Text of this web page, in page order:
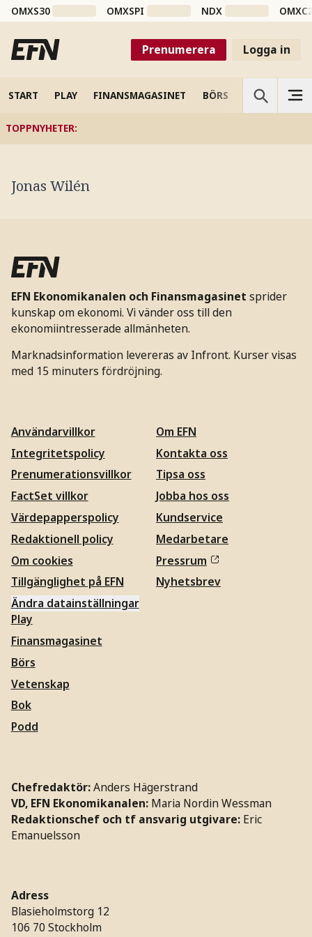
OMXS30 OMXSPI NDX
Prenumerera Logga in
START PLAY FINANSMAGASINET BÖRS VETENSKAP
TOPPNYHETER:
Jonas Wilén
EFN Ekonomikanalen och Finansmagasinet sprider
kunskap om ekonomi. Vi vänder oss till den
ekonomiintresserade allmänheten.
Marknadsinformation levereras av Infront. Kurser visas
med 15 minuters fördröjning.
Användarvillkor
Integritetspolicy
Prenumerationsvillkor
FactSet villkor
Värdepapperspolicy
Redaktionell policy
Om cookies
Tillgänglighet på EFN
Ändra datainställningar
Om EFN
Kontakta oss
Tipsa oss
Jobba hos oss
Kundservice
Medarbetare
Pressrum
Nyhetsbrev
Play
Finansmagasinet
Börs
Vetenskap
Bok
Podd
Chefredaktör:Anders Hägerstrand
VD, EFN Ekonomikanalen: Maria Nordin Wessman
Redaktionschef och tf ansvarig utgivare: Eric
Emanuelsson
Adress
Blasieholmstorg 12
106 70 Stockholm